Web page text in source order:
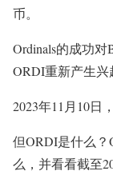
币。
Ordinals的成功
ORDI重新产生兴
2023年11月10日
但ORDI是什么
么，并看看截至